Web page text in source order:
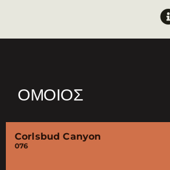
ΌΜΟΙΟΣ
Corlsbud Canyon
076